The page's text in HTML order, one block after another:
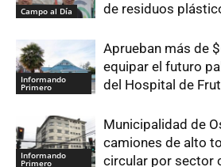
Campo al Día
de residuos
Informando
Primero
Aprueban más de
equipar el futuro
del Hospital de
Informando
Primero
Municipalidad de
camiones de alto
circular por sector